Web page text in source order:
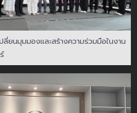
ลี่ยนมุมมองและสร้างความร่วมมือในงาน